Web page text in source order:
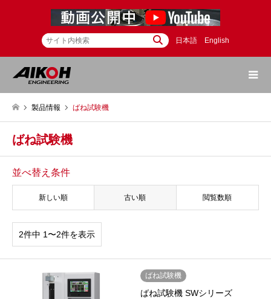
日本語 English
製品情報 ばね試験機
ばね試験機
並べ替え条件
新しい順 古い順 閲覧数順
2件中 1〜2件を表示
ばね試験機
ばね試験機 SWシリーズ